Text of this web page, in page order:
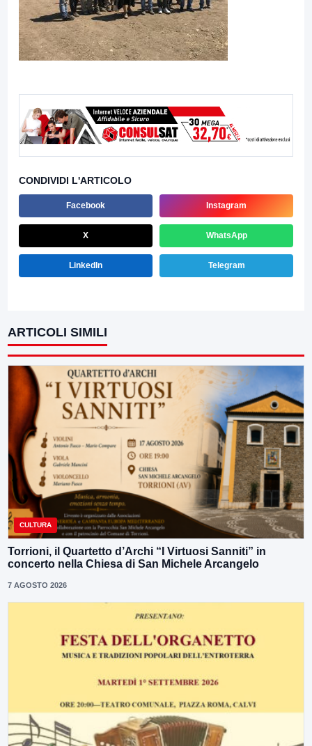
CONDIVIDI L'ARTICOLO
Facebook Instagram
X WhatsApp
LinkedIn Telegram
ARTICOLI SIMILI
CULTURA
Torrioni, il Quartetto d’Archi “I Virtuosi Sanniti” in
concerto nella Chiesa di San Michele Arcangelo
7 AGOSTO 2026